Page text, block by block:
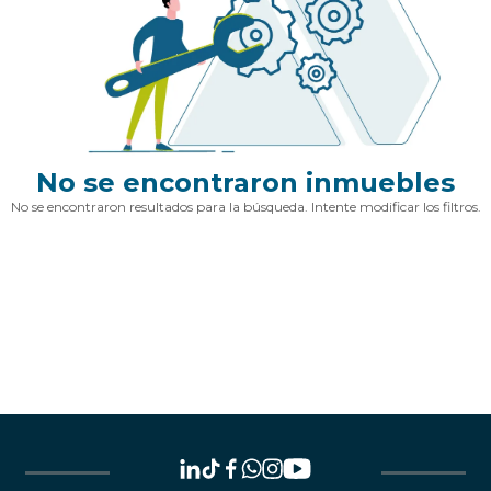
No se encontraron inmuebles
No se encontraron resultados para la búsqueda. Intente modificar los filtros.